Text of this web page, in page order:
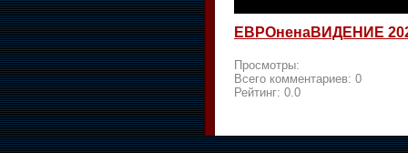
ЕВРОненаВИДЕНИЕ
Просмотры:
Всего комментариев: 0
Рейтинг: 0.0